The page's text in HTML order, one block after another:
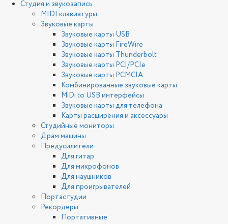
Студия и звукозапись
MIDI клавиатуры
Звуковые карты
Звуковые карты USB
Звуковые карты FireWire
Звуковые карты Thunderbolt
Звуковые карты PCI/PCIe
Звуковые карты PCMCIA
Комбинированные звуковые карты
MiDi to USB интерфейсы
Звуковые карты для телефона
Карты расширения и аксессуары
Студийные мониторы
Драм машины
Предусилители
Для гитар
Для микрофонов
Для наушников
Для проигрывателей
Портастудии
Рекордеры
Портативные